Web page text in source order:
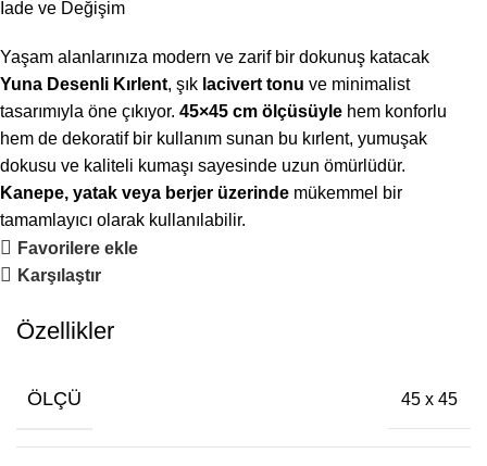
İade ve Değişim
Yaşam alanlarınıza modern ve zarif bir dokunuş katacak
Yuna Desenli Kırlent, şık lacivert tonu ve minimalist
tasarımıyla öne çıkıyor.45×45 cm ölçüsüyle hem konforlu
hem de dekoratif bir kullanım sunan bu kırlent, yumuşak
dokusu ve kaliteli kumaşı sayesinde uzun ömürlüdür.
Kanepe, yatak veya berjer üzerinde mükemmel bir
tamamlayıcı olarak kullanılabilir.
Favorilere ekle
Karşılaştır
Özellikler
ÖLÇÜ 45 x 45